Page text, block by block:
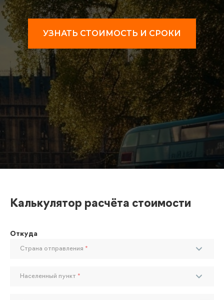
УЗНАТЬ СТОИМОСТЬ И СРОКИ
Калькулятор расчёта стоимости
Откуда
Страна отправления *
Населенный пункт *